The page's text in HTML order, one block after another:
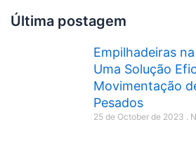
Última postagem
Empilhadeiras
Uma Solução
Movimentação
Pesados
25 de October de 2023